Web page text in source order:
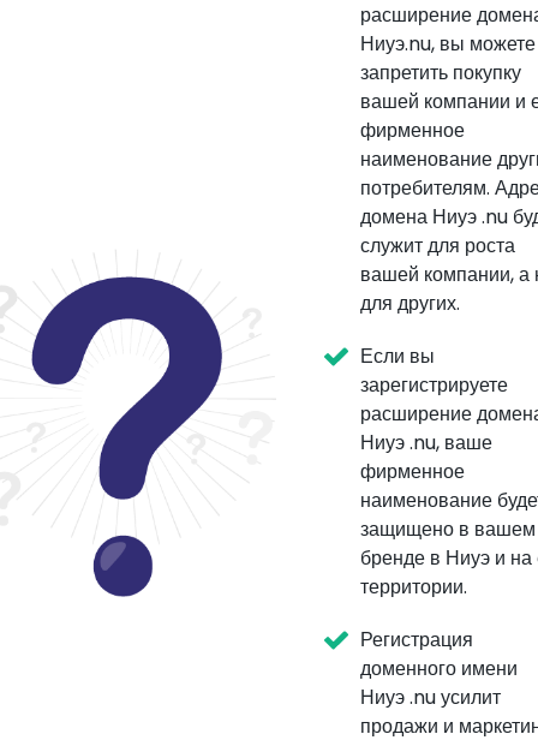
расширение
Ниуэ.nu, вы можете
запретить покупку
вашей компании и
фирменное
наименование
потребителям.
домена Ниуэ .nu
служит для роста
вашей компании, а
для других.
Если вы
зарегистрируете
расширение
Ниуэ .nu, ваше
фирменное
наименование
защищено в вашем
бренде в Ниуэ и на
территории.
Регистрация
доменного имени
Ниуэ .nu усилит
продажи и